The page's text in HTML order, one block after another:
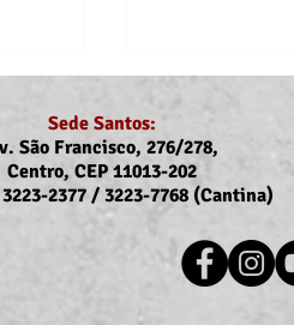
Sede Santos:
São Francisco, 276/278,
Centro, CEP 11013-202
2377 / 3223-7768 (Cantina)